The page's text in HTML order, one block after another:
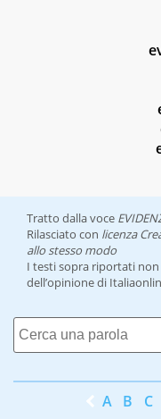
Tratto dalla voce
Rilasciato con licenza
allo stesso modo
I testi sopra riportati
dell’opinione di
A B C